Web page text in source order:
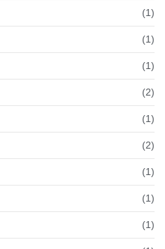
(1)
(1)
(1)
(2)
(1)
(2)
(1)
(1)
(1)